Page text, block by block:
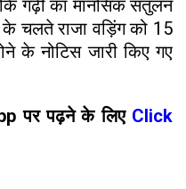
कि गढ़ी का मानसिक संतुलन
के चलते राजा वड़िंग को 15
के नोटिस जारी किए गए
पर पढ़ने के लिए Click